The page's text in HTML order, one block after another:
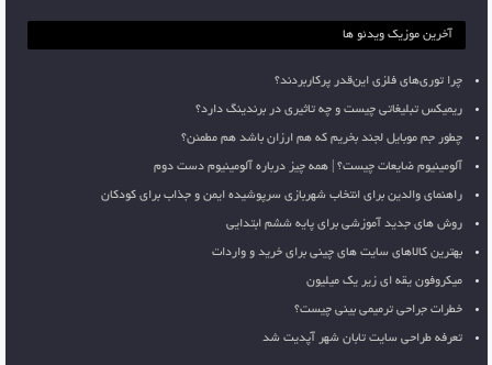
آخرین موزیک ویدئو ها
چرا توری‌های فلزی این‌قدر پرکاربردند؟
ریمیکس تبلیغاتی چیست و چه تاثیری در برندینگ دارد؟
چطور جم موبایل لجند بخریم که هم ارزان باشد هم مطمئن؟
آلومینیوم ضایعات چیست؟ | همه چیز درباره آلومینیوم دست دوم
راهنمای والدین برای انتخاب شهربازی سرپوشیده ایمن و جذاب برای کودکان
روش های جدید آموزشی برای پایه ششم ابتدایی
بهترین کالاهای سایت های چینی برای خرید و واردات
میکروفون یقه ای زیر یک میلیون
خطرات جراحی ترمیمی بینی چیست؟
تعرفه طراحی سایت تابان شهر آپدیت شد